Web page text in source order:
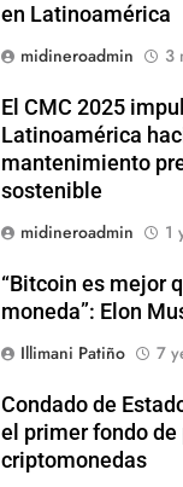
en Latinoamérica
midineroadmin
3
El CMC 2025
Latinoamérica
mantenimiento
sostenible
midineroadmin
1
“Bitcoin es mejor
moneda”: Elon
Illimani Patiño
7
Condado de
el primer fondo de
criptomonedas